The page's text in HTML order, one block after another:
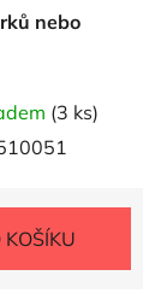
nebo
(3 ks)
KOŠÍKU